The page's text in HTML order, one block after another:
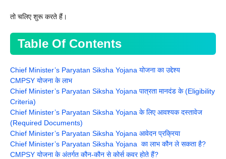
तो चलिए शुरू करते हैं।
Table Of Contents
Chief Minister’s Paryatan Siksha Yojana योजना का उद्देश्य
CMPSY योजना के लाभ
Chief Minister’s Paryatan Siksha Yojana पात्रता मानदंड के (Eligibility
Criteria)
Chief Minister’s Paryatan Siksha Yojana के लिए आवश्यक दस्तावेज
(Required Documents)
Chief Minister’s Paryatan Siksha Yojana आवेदन प्रक्रिया
Chief Minister’s Paryatan Siksha Yojana का लाभ कौन ले सकता है?
CMPSY योजना के अंतर्गत कौन-कौन से कोर्स कवर होते हैं?